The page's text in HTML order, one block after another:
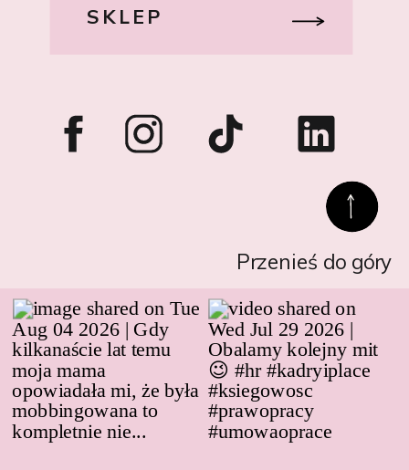
SKLEP
Przenieś do góry